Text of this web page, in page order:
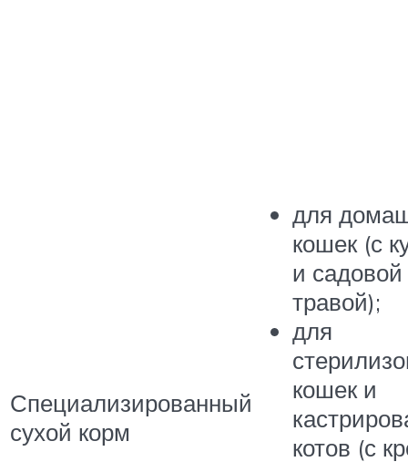
Специализированный
сухой корм
для
кошек (с
и садовой
травой);
для
кошек и
котов (с